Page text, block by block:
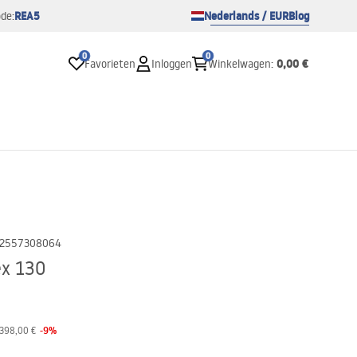
REA5 Nederlands / EURBlog
0
Favorieten Inloggen
0
Winkelwagen: 0,00 €
130
398,00 € -9%